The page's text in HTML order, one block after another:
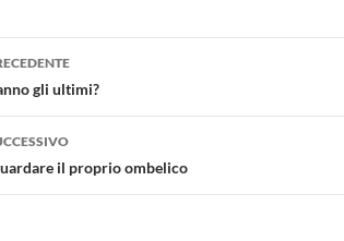
gli ultimi?
il proprio ombelico